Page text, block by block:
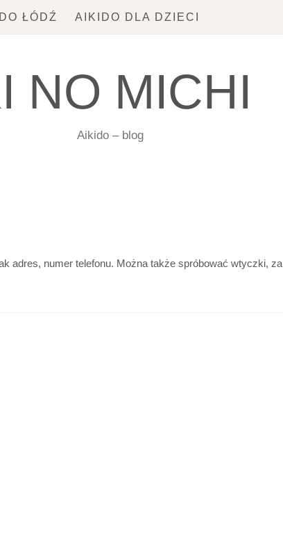
ŁÓDŹ AIKIDO DLA DZIECI
NO MICHI
Aikido – blog
adres, numer telefonu. Można także spróbować wtyczki, za